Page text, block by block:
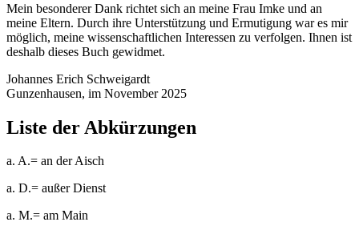
Mein besonderer Dank richtet sich an meine Frau Imke und an
meine Eltern. Durch ihre Unterstützung und Ermutigung war es mir
möglich, meine wissenschaftlichen Interessen zu verfolgen. Ihnen ist
deshalb dieses Buch gewidmet.
Johannes Erich Schweigardt
Gunzenhausen, im November 2025
Liste der Abkürzungen
a. A.= an der Aisch
a. D.= außer Dienst
a. M.= am Main